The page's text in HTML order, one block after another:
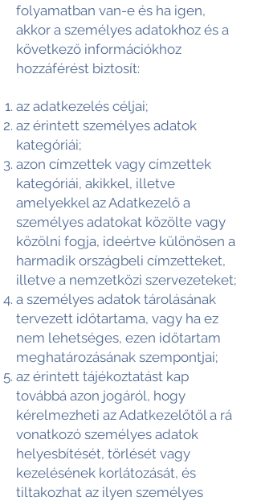
folyamatban van-e és ha igen,
akkor a személyes adatokhoz és a
következő információkhoz
hozzáférést biztosít:
az adatkezelés céljai;
az érintett személyes adatok
kategóriái;
azon címzettek vagy címzettek
kategóriái, akikkel, illetve
amelyekkel az Adatkezelő a
személyes adatokat közölte vagy
közölni fogja, ideértve különösen a
harmadik országbeli címzetteket,
illetve a nemzetközi szervezeteket;
a személyes adatok tárolásának
tervezett időtartama, vagy ha ez
nem lehetséges, ezen időtartam
meghatározásának szempontjai;
az érintett tájékoztatást kap
továbbá azon jogáról, hogy
kérelmezheti az Adatkezelőtől a rá
vonatkozó személyes adatok
helyesbítését, törlését vagy
kezelésének korlátozását, és
tiltakozhat az ilyen személyes